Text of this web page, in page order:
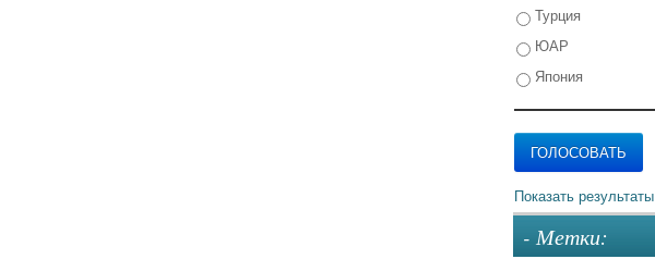
Турция
ЮАР
Япония
- Метки: